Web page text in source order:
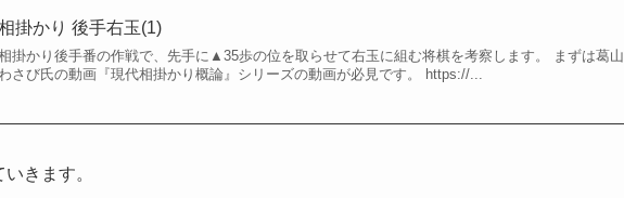
掛かり 後手右玉(1)
掛かり後手番の作戦で、先手に▲35歩の位を取らせて右玉に組む将棋を考察します。 まずは葛山
さび氏の動画『現代相掛かり概論』シリーズの動画が必見です。 https://...
きます。